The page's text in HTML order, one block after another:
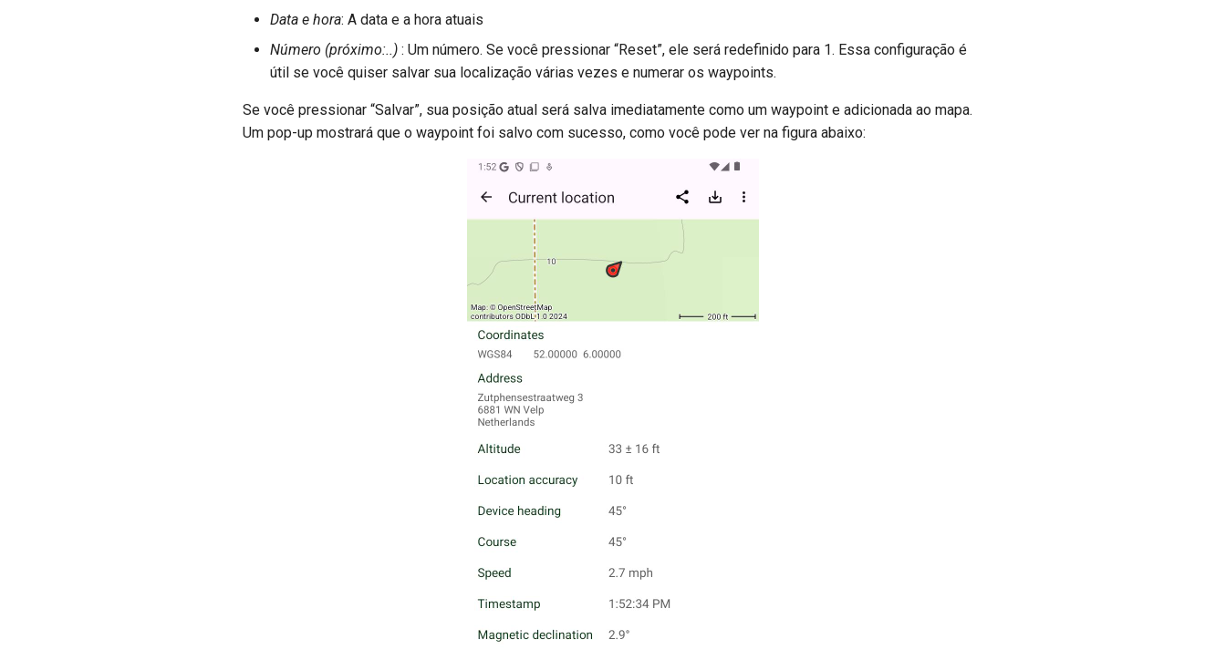
Data e hora: A data e a hora atuais
Número (próximo:..) : Um número. Se você pressionar “Reset”, ele será redefinido para 1. Essa configuração é
útil se você quiser salvar sua localização várias vezes e numerar os waypoints.
Se você pressionar “Salvar”, sua posição atual será salva imediatamente como um waypoint e adicionada ao mapa.
Um pop-up mostrará que o waypoint foi salvo com sucesso, como você pode ver na figura abaixo: